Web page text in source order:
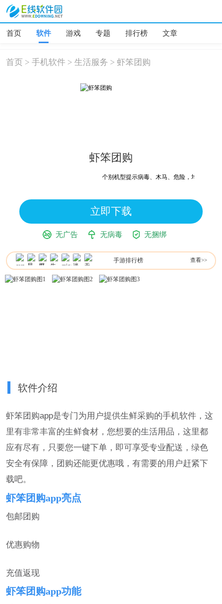
首页 软件 游戏 专题 排行榜 文章
首页 >手机软件 >生活服务 >虾笨团购
虾笨团购
个别机型提示病毒、木马、危险，均为误报可
立即下载
无广告 无病毒 无捆绑
手游排行榜 查看>>
软件介绍
虾笨团购app是专门为用户提供生鲜采购的手机软件，这
里有非常丰富的生鲜食材，您想要的生活用品，这里都
应有尽有，只要您一键下单，即可享受专业配送，绿色
安全有保障，团购还能更优惠哦，有需要的用户赶紧下
载吧。
虾笨团购app亮点
包邮团购
优惠购物
充值返现
虾笨团购app功能